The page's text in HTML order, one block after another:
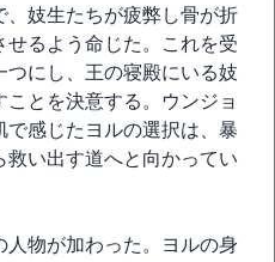
、妓生たちが疲弊し骨が折
るよう命じた。これを受
にし、王の寝殿にいる妓
とを決意する。ウンジョ
感じたヨルの選択は、暴
い出す道へと向かってい
物が加わった。ヨルの身